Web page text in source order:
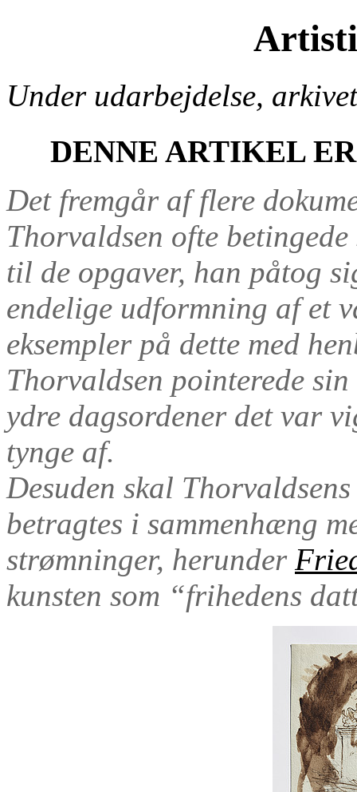
Under udarbejdelse,
DENNE ARTIKEL
Det fremgår af flere
Thorvaldsen ofte
til de opgaver, han påtog
endelige udformning af et
eksempler på dette med
Thorvaldsen pointerede
ydre dagsordener det var
tynge af.
Desuden skal
betragtes i sammenhæng
strømninger, herunder
kunsten som “frihedens